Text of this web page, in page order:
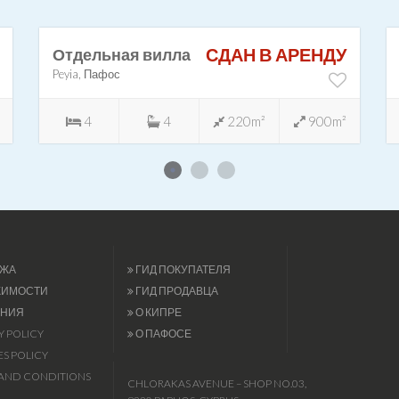
Отдельная вилла
Peyia, Пафос
СДАН В АРЕНДУ
4 4 220m² 900m²
POLICY
POLICY
CONDITIONS
ГИД ПОКУПАТЕЛЯ
ГИД ПРОДАВЦА
О КИПРЕ
О ПАФОСЕ
CHLORAKAS AVENUE – SHOP NO.03,